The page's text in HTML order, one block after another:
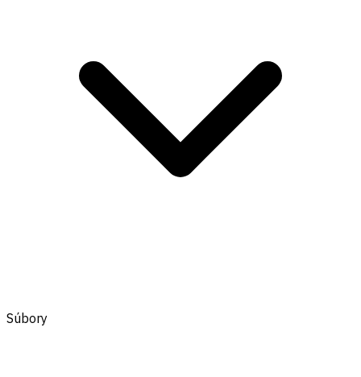
Súbory